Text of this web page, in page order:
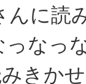
んに読
っなっ
きか